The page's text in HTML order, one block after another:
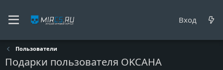
Вход
Пользователи
Подарки пользователя OKCAHA